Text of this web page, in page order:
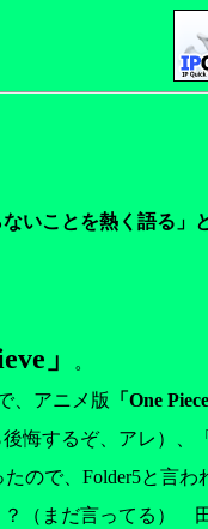
いことを熱く語る
」
。
、アニメ版 「One Piece
悔するぞ、アレ）、
たので、Folder5と言
？（まだ言ってる）